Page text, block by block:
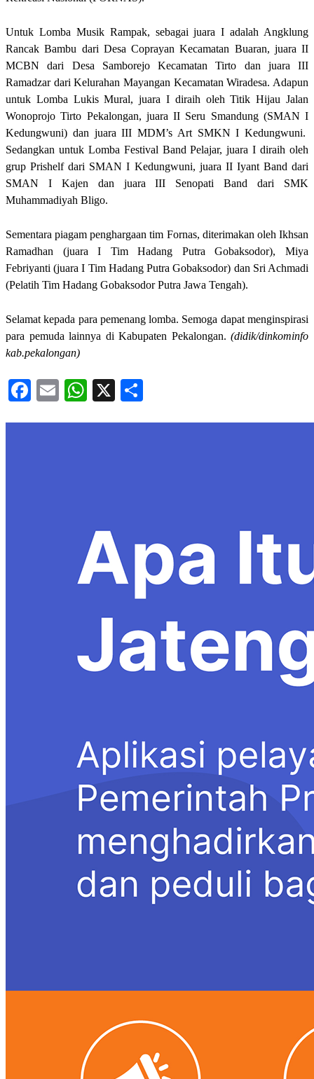
Untuk Lomba Musik Rampak, sebagai juara I adalah Angklung
Rancak Bambu dari Desa Coprayan Kecamatan Buaran, juara II
MCBN dari Desa Samborejo Kecamatan Tirto dan juara III
Ramadzar dari Kelurahan Mayangan Kecamatan Wiradesa. Adapun
untuk Lomba Lukis Mural, juara I diraih oleh Titik Hijau Jalan
Wonoprojo Tirto Pekalongan, juara II Seru Smandung (SMAN I
Kedungwuni) dan juara III MDM’s Art SMKN I Kedungwuni.
Sedangkan untuk Lomba Festival Band Pelajar, juara I diraih oleh
grup Prishelf dari SMAN I Kedungwuni, juara II Iyant Band dari
SMAN I Kajen dan juara III Senopati Band dari SMK
Muhammadiyah Bligo.
Sementara piagam penghargaan tim Fornas, diterimakan oleh Ikhsan
Ramadhan (juara I Tim Hadang Putra Gobaksodor), Miya
Febriyanti (juara I Tim Hadang Putra Gobaksodor) dan Sri Achmadi
(Pelatih Tim Hadang Gobaksodor Putra Jawa Tengah).
Selamat kepada para pemenang lomba. Semoga dapat menginspirasi
para pemuda lainnya di Kabupaten Pekalongan. (didik/dinkominfo
kab.pekalongan)
Facebook
EmailWhatsApp
X